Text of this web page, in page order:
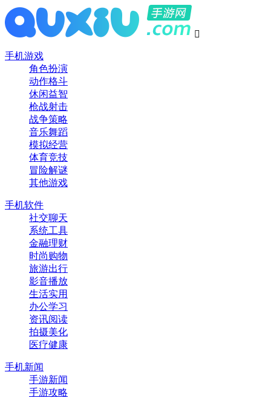

手机游戏
角色扮演
动作格斗
休闲益智
枪战射击
战争策略
音乐舞蹈
模拟经营
体育竞技
冒险解谜
其他游戏
手机软件
社交聊天
系统工具
金融理财
时尚购物
旅游出行
影音播放
生活实用
办公学习
资讯阅读
拍摄美化
医疗健康
手机新闻
手游新闻
手游攻略